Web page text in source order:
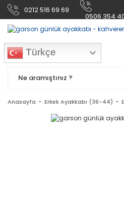
0212 516 69 69
0506 354
Türkçe
Anasayfa Erkek Ayakkabı (36-44)